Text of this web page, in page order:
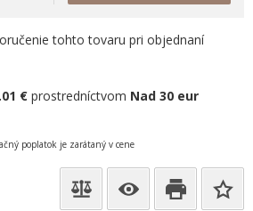
tohto tovaru pri objednaní
€ prostredníctvom Nad 30 eur
poplatok je zarátaný v cene